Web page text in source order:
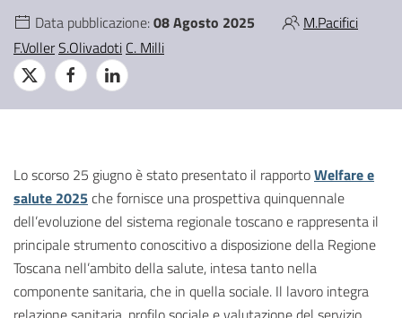
Data pubblicazione:08 Agosto 2025
M.Pacifici
F.VollerS.Olivadoti C. Milli
Lo scorso 25 giugno è stato presentato il rapportoWelfare e
salute 2025che fornisce una prospettiva quinquennale
dell’evoluzione del sistema regionale toscano e rappresenta il
principale strumento conoscitivo a disposizione della Regione
Toscana nell’ambito della salute, intesa tanto nella
componente sanitaria, che in quella sociale. Il lavoro integra